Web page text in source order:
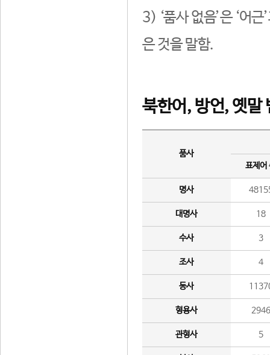
3) ‘품사 없음’은 ‘어
은 것을 말함.
북한어, 방언, 옛말
품사
표제어
명사
대명사 18
수사 3
조사 4
동사
형용사 2946
관형사 5